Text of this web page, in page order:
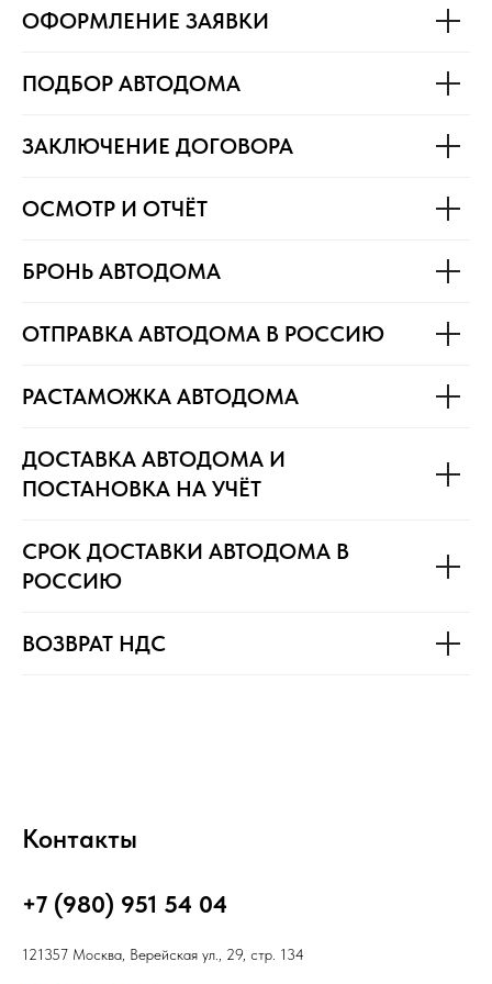
ОФОРМЛЕНИЕ ЗАЯВКИ
ПОДБОР АВТОДОМА
ЗАКЛЮЧЕНИЕ ДОГОВОРА
ОСМОТР И ОТЧЁТ
БРОНЬ АВТОДОМА
ОТПРАВКА АВТОДОМА В РОССИЮ
РАСТАМОЖКА АВТОДОМА
ДОСТАВКА АВТОДОМА И
ПОСТАНОВКА НА УЧЁТ
СРОК ДОСТАВКИ АВТОДОМА В
РОССИЮ
ВОЗВРАТ НДС
Контакты
+7 (980) 951 54 04
121357 Москва, Верейская ул., 29, стр. 134